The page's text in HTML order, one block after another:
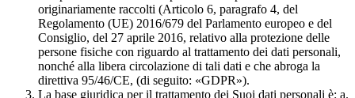
originariamente raccolti (Articolo 6, paragrafo 4, del
Regolamento (UE) 2016/679 del Parlamento europeo e del
Consiglio, del 27 aprile 2016, relativo alla protezione delle
persone fisiche con riguardo al trattamento dei dati personali,
nonché alla libera circolazione di tali dati e che abroga la
direttiva 95/46/CE, (di seguito: «GDPR»).
La base giuridica per il trattamento dei Suoi dati personali è: a.